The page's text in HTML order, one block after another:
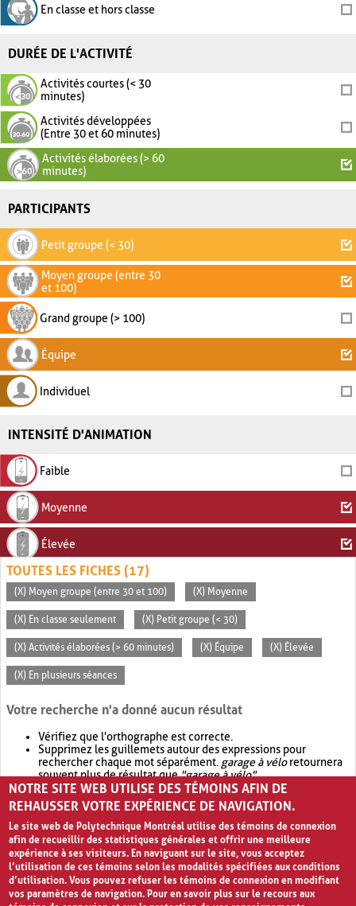
En classe et hors classe
DURÉE DE L'ACTIVITÉ
Activités courtes (< 30
minutes)
Activités développées
(Entre 30 et 60 minutes)
Activités élaborées (> 60
minutes)
PARTICIPANTS
Petit groupe (< 30)
Moyen groupe (entre 30
et 100)
Grand groupe (> 100)
Équipe
Individuel
INTENSITÉ D'ANIMATION
Faible
Moyenne
Élevée
TOUTES LES FICHES (17)
(X) Moyen groupe (entre 30 et 100) (X) Moyenne
(X) En classe seulement (X) Petit groupe (< 30)
(X) Activités élaborées (> 60 minutes) (X) Équipe (X) Élevée
(X) En plusieurs séances
Votre recherche n'a donné aucun résultat
Vérifiez que l'orthographe est correcte.
Supprimez les guillemets autour des expressions pour
rechercher chaque mot séparément. garage à véloretournera
souvent plus de résultat que"garage à vélo".
Envisagez d'élargir votre recherche avec OR.garage OR vélo
retournera souvent plus de résultat quegarage à vélo
NOTRE SITE WEB UTILISE DES TÉMOINS AFIN DE
REHAUSSER VOTRE EXPÉRIENCE DE NAVIGATION.
Le site web de Polytechnique Montréal utilise des témoins de connexion
afin de recueillir des statistiques générales et offrir une meilleure
expérience à ses visiteurs. En naviguant sur le site, vous acceptez
l’utilisation de ces témoins selon les modalités spécifiées aux conditions
d’utilisation. Vous pouvez refuser les témoins de connexion en modifiant
vos paramètres de navigation. Pour en savoir plus sur le recours aux